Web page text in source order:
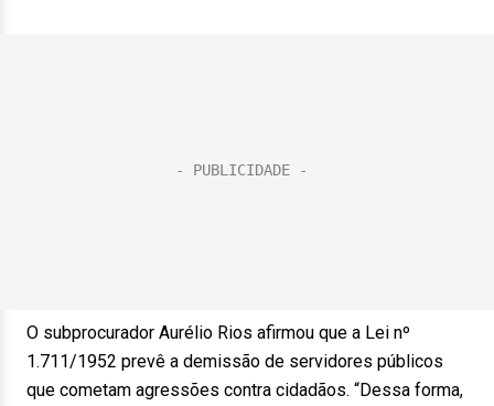
O subprocurador Aurélio Rios afirmou que a Lei nº
1.711/1952 prevê a demissão de servidores públicos
que cometam agressões contra cidadãos. “Dessa forma,